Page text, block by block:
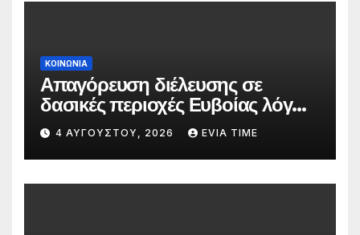
ΚΟΙΝΩΝΙΑ
Απαγόρευση διέλευσης σε
δασικές περιοχές Ευβοίας λόγω
πολύ υψηλού κινδύνου
πυρκαγιάς
4 ΑΥΓΟΎΣΤΟΥ, 2026 EVIA TIME